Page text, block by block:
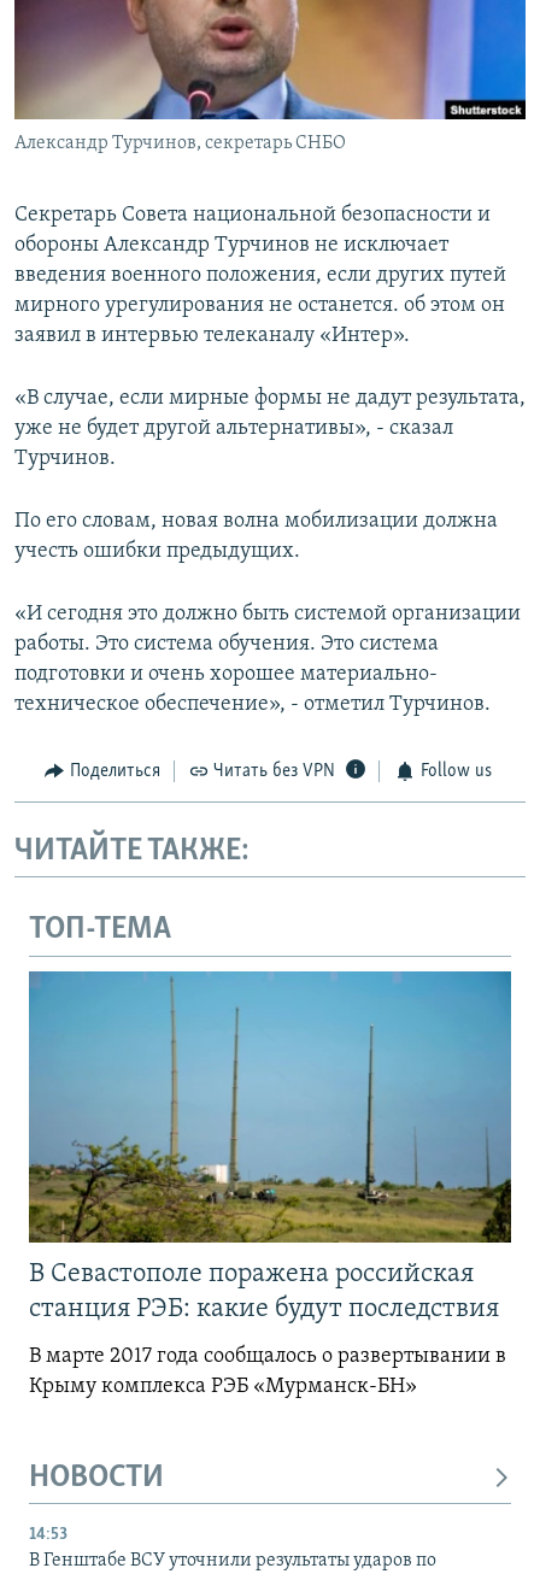
ПОБЕДИТЕЛЕЙ НЕ СУДЯТ?
КРЫМ.НЕПОКОРЕННЫЙ
УКРАИНСКАЯ ПРОБЛЕМА КРЫМА
ПРИСОЕДИНЯЙТЕСЬ!
Александр Турчинов, секретарь СНБО
Секретарь Совета национальной безопасности и
обороны Александр Турчинов не исключает
введения военного положения, если других путей
мирного урегулирования не останется. об этом он
заявил в интервью телеканалу «Интер».
«В случае, если мирные формы не дадут результата,
уже не будет другой альтернативы», - сказал
Турчинов.
По его словам, новая волна мобилизации должна
учесть ошибки предыдущих.
«И сегодня это должно быть системой организации
работы. Это система обучения. Это система
подготовки и очень хорошее материально-
техническое обеспечение», - отметил Турчинов.
Поделиться Читать без VPN Follow us
ЧИТАЙТЕ ТАКЖЕ:
ТОП-ТЕМА
В Севастополе поражена российская
станция РЭБ: какие будут последствия
В марте 2017 года сообщалось о развертывании в
Крыму комплекса РЭБ «Мурманск-БН»
НОВОСТИ
14:53
В Генштабе ВСУ уточнили результаты ударов по